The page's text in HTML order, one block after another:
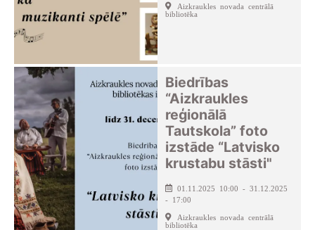
Aizkraukles novada centrālā
bibliotēka
Biedrības
“Aizkraukles
reģionālā
Tautskola” foto
izstāde “Latvisko
krustabu stāsti"
01.11.2025 10:00 - 31.12.2025
- 17:00
Aizkraukles novada centrālā
bibliotēka